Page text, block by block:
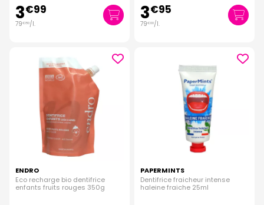
3€99
79€80/l. 3€95
79€00/l.
ENDRO
Eco recharge bio dentifrice
enfants fruits rouges 350g
PAPERMINTS
Dentifrice fraicheur intense
haleine fraiche 25ml